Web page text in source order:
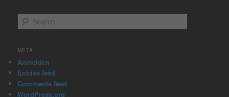
e
r
h
META
Anmelden
Entries feed
Comments feed
WordPress.org